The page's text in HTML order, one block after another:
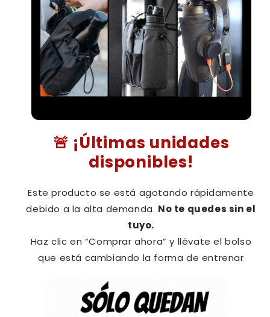
🚨 ¡Últimas unidades
disponibles!
Este producto se está agotando rápidamente
debido a la alta demanda. No te quedes sin el
tuyo.
Haz clic en “Comprar ahora” y llévate el bolso
que está cambiando la forma de entrenar